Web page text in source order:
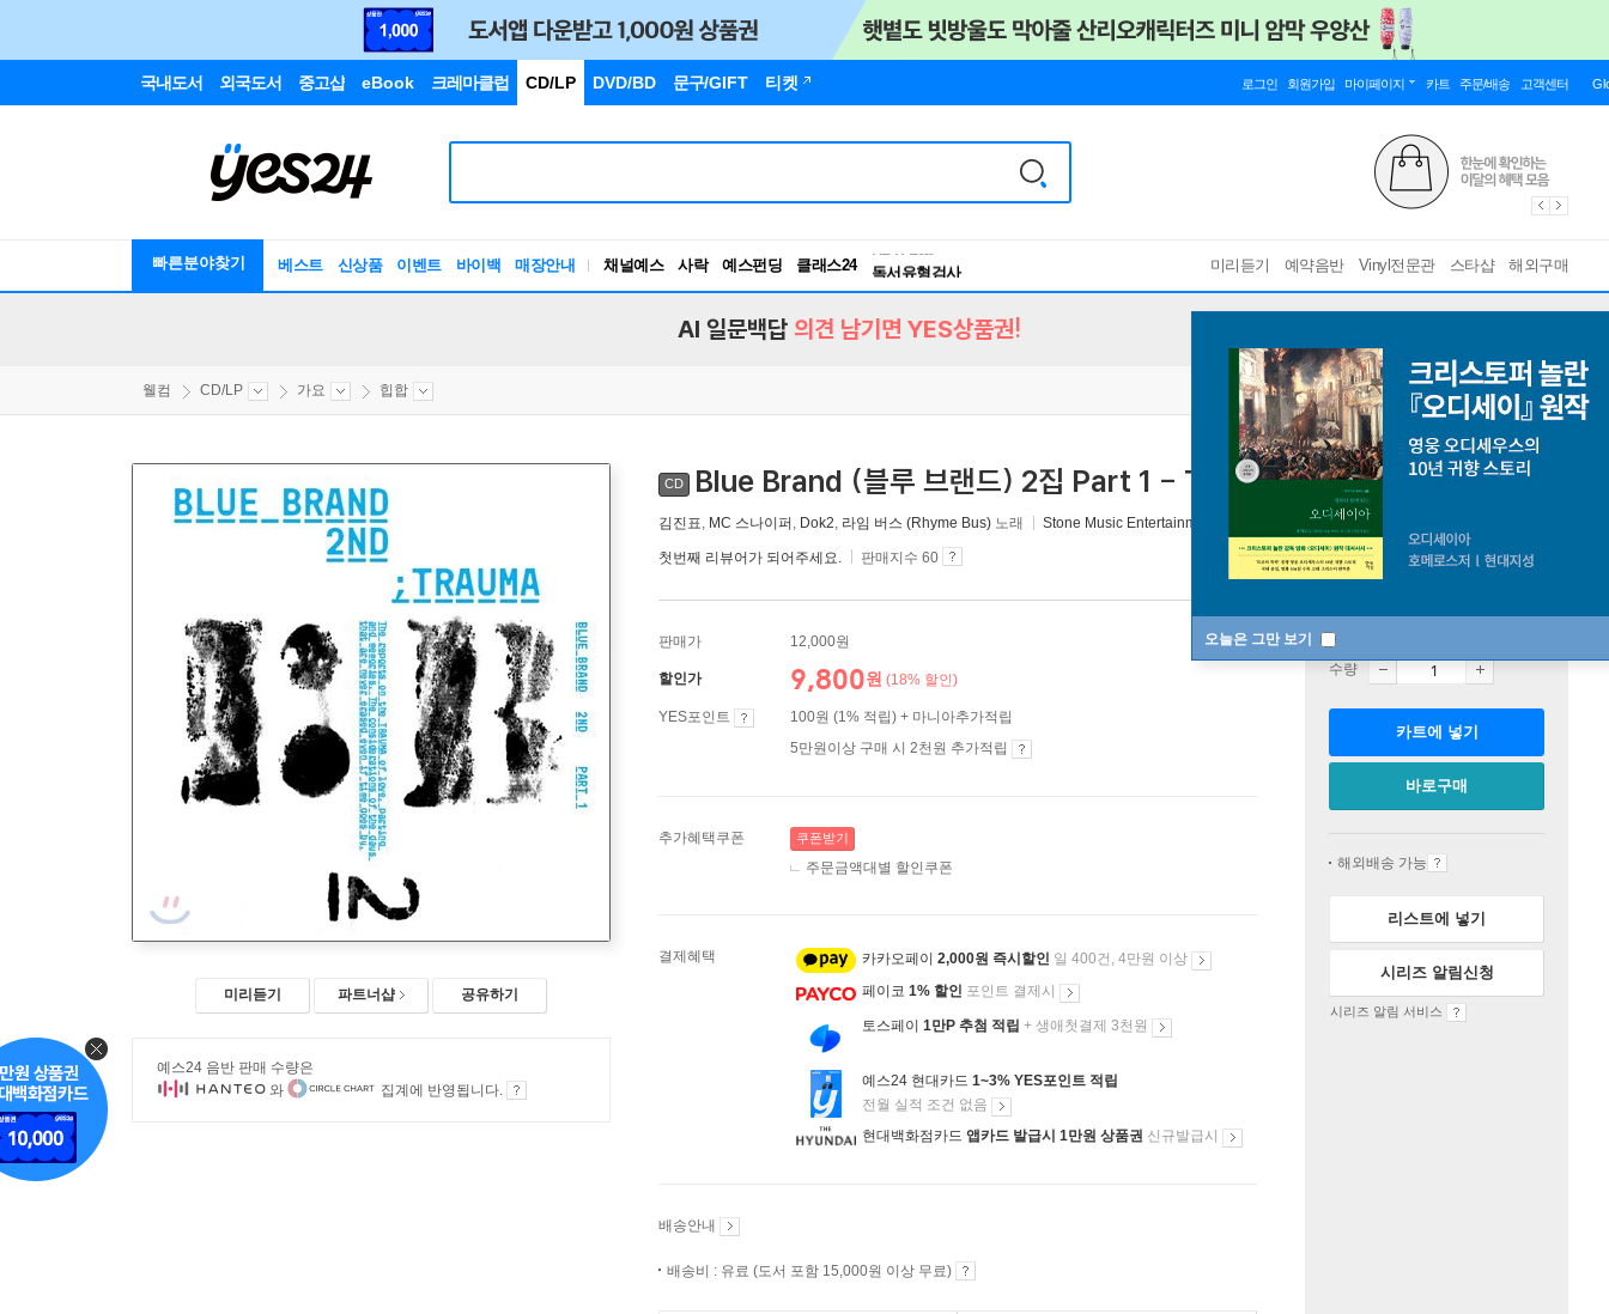
국내도서 외국도서 중고샵 eBook 크레마클럽 CD/LP DVD/BD 문구/GIFT 티켓 로그인 회원가입 마이페이지 카트 주문/배송 고객센터
빠른분야찾기 베스트 신상품 이벤트 바이백 매장안내 채널예스 사락 예스펀딩 클래스24
독서유형검사
RBTI Lab
미리듣기 예약음반 Vinyl전문관 스타샵 해외구매
오늘은 그만 보기
AI 일문백답 의견 남기면 YES상품권!
웰컴 CD/LP 가요 힙합
미리듣기 파트너샵 공유하기
예스24 음반 판매 수량은
와
집계에 반영됩니다.
CD Blue Brand (블루 브랜드) 2집 Part 1 - Trauma
김진표, MC 스나이퍼 , Dok2, 라임 버스 (Rhyme Bus) 노래 Stone Music Entertainment 2010년 05월 12일
첫번째 리뷰어가 되어주세요. 판매지수 60
판매가 12,000원
할인가 9,800원 (18% 할인)
YES포인트
100원 (1% 적립) + 마니아추가적립
5만원이상 구매 시 2천원 추가적립
추가혜택쿠폰 쿠폰받기
주문금액대별 할인쿠폰
결제혜택 카카오페이 2,000원 즉시할인 일 400건, 4만원 이상
페이코 1% 할인 포인트 결제시
토스페이 1만P 추첨 적립 + 생애첫결제 3천원
예스24 현대카드 1~3% YES포인트 적립
전월 실적 조건 없음
현대백화점카드 앱카드 발급시 1만원 상품권 신규발급시
배송안내
배송비 : 유료 (도서 포함 15,000원 이상 무료)
판매중
수량
카트에 넣기
바로구매
해외배송 가능
리스트에 넣기
시리즈 알림신청
시리즈 알림 서비스